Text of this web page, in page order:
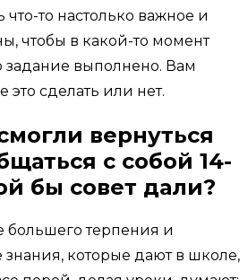
что-то настолько важное и
чтобы в какой-то момент
задание выполнено. Вам
это сделать или нет.
вернуться
с собой 14-
бы совет дали?
большего терпения и
знания, которые дают в школе,